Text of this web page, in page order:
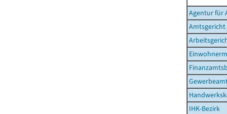
Agentur für
Amtsgericht
IHK-Bezirk